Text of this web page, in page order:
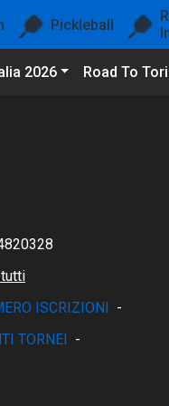
Pickleball
2026 Road To
ISCRIZIONI -
TORNEI -